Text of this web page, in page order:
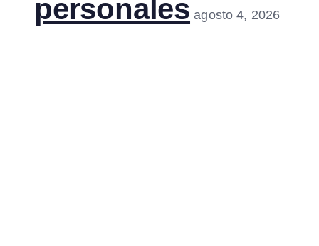
personales agosto 4, 2026